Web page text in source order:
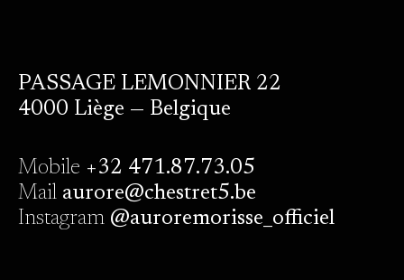
PASSAGE LEMONNIER 22
4000 Liège — Belgique
Mobile +32 471.87.73.05
Mailaurore@chestret5.be
Instagram@auroremorisse_officiel